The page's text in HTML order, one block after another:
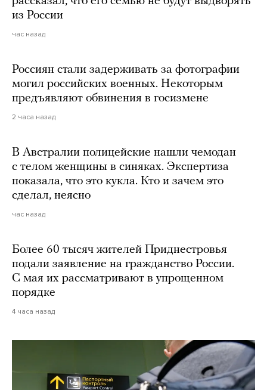
из России
час назад
Россиян стали задерживать за фотографии
могил российских военных. Некоторым
предъявляют обвинения в госизмене
2 часа назад
В Австралии полицейские нашли чемодан
с телом женщины в синяках. Экспертиза
показала, что это кукла. Кто и зачем это
сделал, неясно
час назад
Более 60 тысяч жителей Приднестровья
подали заявление на гражданство России.
С мая их рассматривают в упрощенном
порядке
4 часа назад